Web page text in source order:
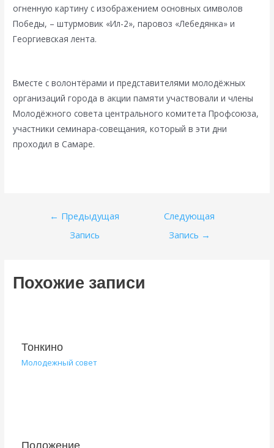
огненную картину с изображением основных символов
Победы, – штурмовик «Ил-2», паровоз «Лебедянка» и
Георгиевская лента.
Вместе с волонтёрами и представителями молодёжных
организаций города в акции памяти участвовали и члены
Молодёжного совета центрального комитета Профсоюза,
участники семинара-совещания, который в эти дни
проходил в Самаре.
Навигация
← Предыдущая
Запись
Следующая
Запись →
Похожие записи
Тонкино
Молодежный совет